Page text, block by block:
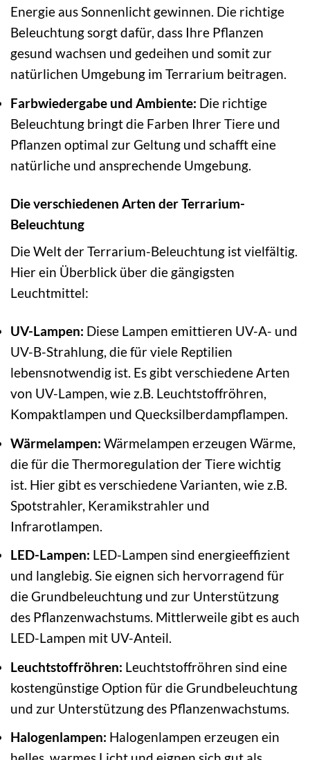
Energie aus Sonnenlicht gewinnen. Die richtige
Beleuchtung sorgt dafür, dass Ihre Pflanzen
gesund wachsen und gedeihen und somit zur
natürlichen Umgebung im Terrarium beitragen.
Farbwiedergabe und Ambiente: Die richtige
Beleuchtung bringt die Farben Ihrer Tiere und
Pflanzen optimal zur Geltung und schafft eine
natürliche und ansprechende Umgebung.
Die verschiedenen Arten der Terrarium-
Beleuchtung
Die Welt der Terrarium-Beleuchtung ist vielfältig.
Hier ein Überblick über die gängigsten
Leuchtmittel:
UV-Lampen: Diese Lampen emittieren UV-A- und
UV-B-Strahlung, die für viele Reptilien
lebensnotwendig ist. Es gibt verschiedene Arten
von UV-Lampen, wie z.B. Leuchtstoffröhren,
Kompaktlampen und Quecksilberdampflampen.
Wärmelampen: Wärmelampen erzeugen Wärme,
die für die Thermoregulation der Tiere wichtig
ist. Hier gibt es verschiedene Varianten, wie z.B.
Spotstrahler, Keramikstrahler und
Infrarotlampen.
LED-Lampen: LED-Lampen sind energieeffizient
und langlebig. Sie eignen sich hervorragend für
die Grundbeleuchtung und zur Unterstützung
des Pflanzenwachstums. Mittlerweile gibt es auch
LED-Lampen mit UV-Anteil.
Leuchtstoffröhren: Leuchtstoffröhren sind eine
kostengünstige Option für die Grundbeleuchtung
und zur Unterstützung des Pflanzenwachstums.
Halogenlampen: Halogenlampen erzeugen ein